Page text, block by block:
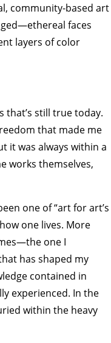
community-based art
faces
layers of color
that’s still true today.
that made me
it was always within a
works themselves,
one of “art for art’s
one lives. More
one I
has shaped my
contained in
experienced. In the
within the heavy